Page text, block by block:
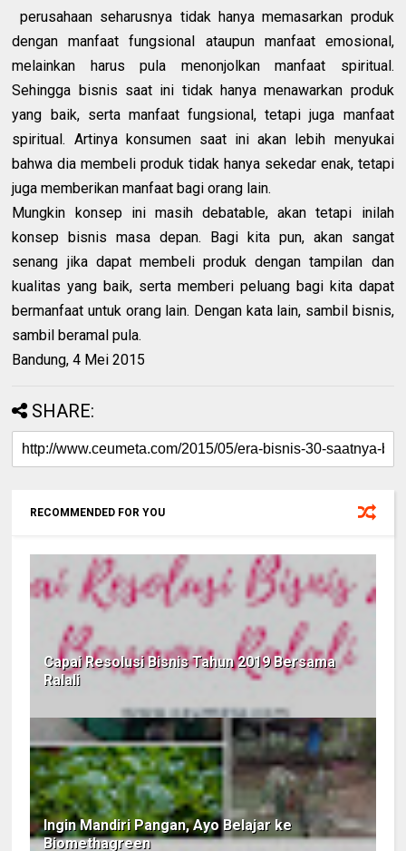
perusahaan seharusnya tidak hanya memasarkan produk
dengan manfaat fungsional ataupun manfaat emosional,
melainkan harus pula menonjolkan manfaat spiritual.
Sehingga bisnis saat ini tidak hanya menawarkan produk
yang baik, serta manfaat fungsional, tetapi juga manfaat
spiritual. Artinya konsumen saat ini akan lebih menyukai
bahwa dia membeli produk tidak hanya sekedar enak, tetapi
juga memberikan manfaat bagi orang lain.
Mungkin konsep ini masih debatable, akan tetapi inilah
konsep bisnis masa depan. Bagi kita pun, akan sangat
senang jika dapat membeli produk dengan tampilan dan
kualitas yang baik, serta memberi peluang bagi kita dapat
bermanfaat untuk orang lain. Dengan kata lain, sambil bisnis,
sambil beramal pula.
Bandung, 4 Mei 2015
SHARE:
RECOMMENDED FOR YOU
Capai Resolusi Bisnis Tahun 2019 Bersama
Ralali
Ingin Mandiri Pangan, Ayo Belajar ke
Biomethagreen